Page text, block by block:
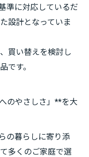
準に対応しているだ
設計となっていま
買い替えを検討し
です。
のやさしさ」**を大
の暮らしに寄り添
多くのご家庭で選